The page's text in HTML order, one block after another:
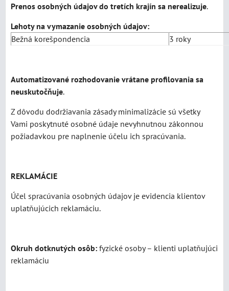
Prenos osobných údajov do tretích krajín sa nerealizuje.
Lehoty na vymazanie osobných údajov:
Bežná korešpondencia
3 roky
Automatizované rozhodovanie vrátane profilovania sa
neuskutočňuje.
Z dôvodu dodržiavania zásady minimalizácie sú všetky
Vami poskytnuté osobné údaje nevyhnutnou zákonnou
požiadavkou pre naplnenie účelu ich spracúvania.
REKLAMÁCIE
Účel spracúvania osobných údajov je evidencia klientov
uplatňujúcich reklamáciu.
Okruh dotknutých osôb: fyzické osoby – klienti uplatňujúci
reklamáciu